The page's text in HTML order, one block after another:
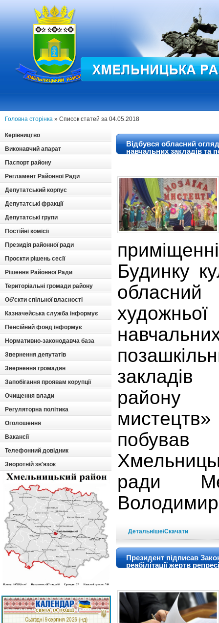
Головна сторінка » Список статей за 04.05.2018
Керівництво
Виконавчий апарат
Паспорт району
Регламент Районної Ради
Депутатський корпус
Депутатські фракції
Депутатські групи
Постійні комісії
Президія районної ради
Проєкти рішень сесії
Рішення Районної Ради
Територіальні громади району
Об'єкти спільної власності
Казначейська служба інформує
Пенсійний фонд інформує
Нормативно-законодавча база
Звернення депутатів
Звернення громадян
Запобігання проявам корупції
Очищення влади
Регуляторна політика
Оголошення
Вакансії
Телефонний довідник
Зворотній зв'язок
Відбувся обласний
навчальних закладів та
Будинку
обласний
художньої
закладів
ради
Детальніше/Скачати
Президент підписав
реабілітації жертв